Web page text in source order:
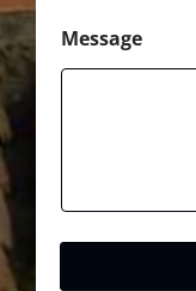
Message